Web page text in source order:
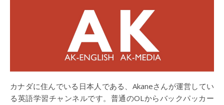
カナダに住んでいる日本人である、Akaneさんが運営してい
る英語学習チャンネルです。普通のOLからバックパッカー